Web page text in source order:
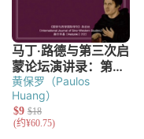
黄保罗（Paulos
Huang）